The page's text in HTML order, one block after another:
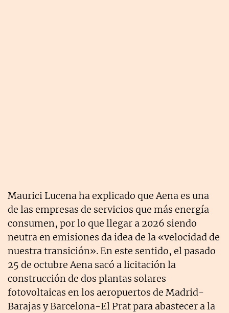
Maurici Lucena ha explicado que Aena es una
de las empresas de servicios que más energía
consumen, por lo que llegar a 2026 siendo
neutra en emisiones da idea de la «velocidad de
nuestra transición». En este sentido, el pasado
25 de octubre Aena sacó a licitación la
construcción de dos plantas solares
fotovoltaicas en los aeropuertos de Madrid-
Barajas y Barcelona-El Prat para abastecer a la